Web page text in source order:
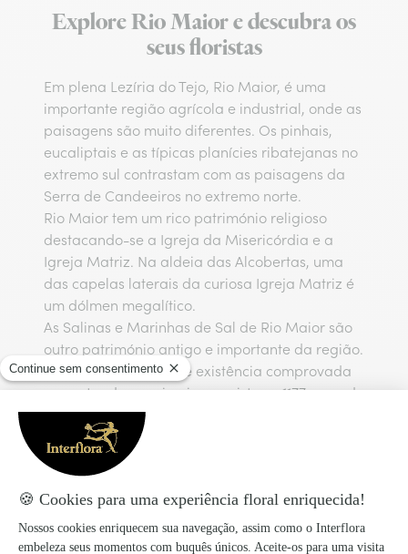
Explore Rio Maior e descubra os
seus floristas
Em plena Lezíria do Tejo, Rio Maior, é uma
importante região agrícola e industrial, onde as
paisagens são muito diferentes. Os pinhais,
eucaliptais e as típicas planícies ribatejanas no
extremo sul contrastam com as paisagens da
Serra de Candeeiros no extremo norte.
Rio Maior tem um rico património religioso
destacando-se a Igreja da Misericórdia e a
Igreja Matriz. Na aldeia das Alcobertas, uma
das capelas laterais da curiosa Igreja Matriz é
um dólmen megalítico.
As Salinas e Marinhas de Sal de Rio Maior são
outro património antigo e importante da região.
Têm muitos séculos de existência comprovada
remontando os primeiros registos a 1177, quando
Pero d'Aragão e Sancha Soares, venderam a
quinta parte das Salinas de Rio Maior à Ordem
dos Templários, mas pensa-se que o
aproveitamento do sal-gema já seria feito
desde a pré-história. São as únicas salinas de
interior de Portugal e as únicas em
funcionamento na Europa! Rodeadas de